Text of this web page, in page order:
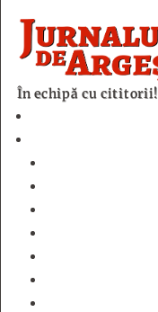
În echipă cu cititorii!